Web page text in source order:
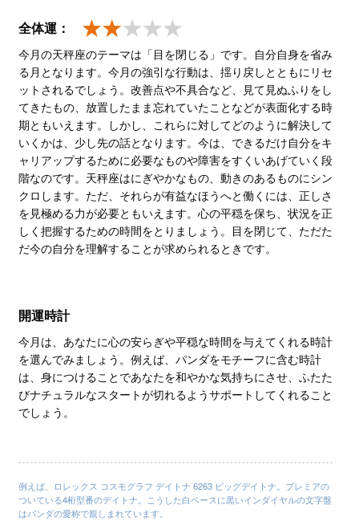
全体運：
今月の天秤座のテーマは「目を閉じる」です。自分自身を省み
る月となります。今月の強引な行動は、揺り戻しとともにリセ
ットされるでしょう。改善点や不具合など、見て見ぬふりをし
てきたもの、放置したまま忘れていたことなどが表面化する時
期ともいえます。しかし、これらに対してどのように解決して
いくかは、少し先の話となります。今は、できるだけ自分をキ
ャリアップするために必要なものや障害をすくいあげていく段
階なのです。天秤座はにぎやかなもの、動きのあるものにシン
クロします。ただ、それらが有益なほうへと働くには、正しさ
を見極める力が必要ともいえます。心の平穏を保ち、状況を正
しく把握するための時間をとりましょう。目を閉じて、ただた
だ今の自分を理解することが求められるときです。
開運時計
今月は、あなたに心の安らぎや平穏な時間を与えてくれる時計
を選んでみましょう。例えば、パンダをモチーフに含む時計
は、身につけることであなたを和やかな気持ちにさせ、ふたた
びナチュラルなスタートが切れるようサポートしてくれること
でしょう。
例えば、ロレックス コスモグラフ デイトナ 6263 ビッグデイトナ。プレミアの
ついている4桁型番のデイトナ。こうした白ベースに黒いインダイヤルの文字盤
はパンダの愛称で親しまれています。